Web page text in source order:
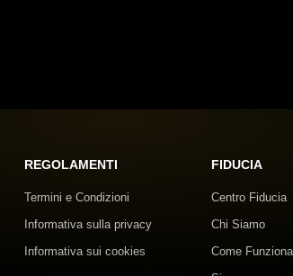
REGOLAMENTI
Termini e Condizioni
Informativa sulla privacy
Informativa sui cookies
FIDUCIA
Centro Fiducia
Chi Siamo
Come Funziona